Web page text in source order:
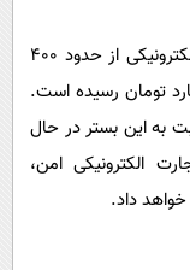
همچنین در این بازه ارزش معاملات تجارت الکترونیکی از حدود ۴۰۰
بیش از ۳۰۰۰ هزار میلیارد تومان رسیده است.
به این بستر در حال
الکترونیکی امن،
داد.